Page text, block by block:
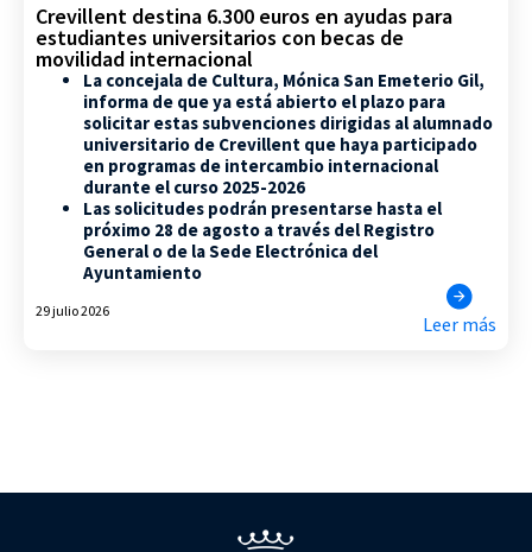
Crevillent destina 6.300 euros en ayudas para
estudiantes universitarios con becas de
movilidad internacional
La concejala de Cultura, Mónica San Emeterio Gil,
informa de que ya está abierto el plazo para
solicitar estas subvenciones dirigidas al alumnado
universitario de Crevillent que haya participado
en programas de intercambio internacional
durante el curso 2025-2026
Las solicitudes podrán presentarse hasta el
próximo 28 de agosto a través del Registro
General o de la Sede Electrónica del
Ayuntamiento
29 julio 2026
Leer más